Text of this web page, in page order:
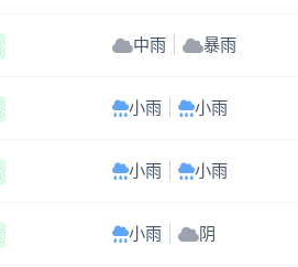
中雨 暴雨
小雨 小雨
小雨 小雨
小雨 阴